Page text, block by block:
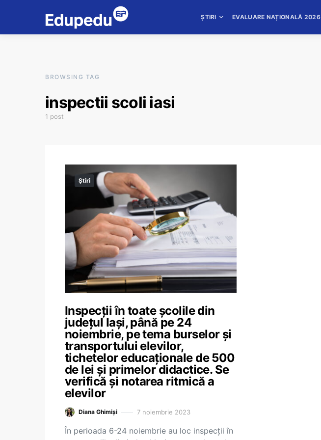
ȘTIRI EVALUARE NAȚIONALĂ 2026
BROWSING TAG
inspectii scoli iasi
1 post
Știri
Inspecții în toate școlile din
județul Iași, până pe 24
noiembrie, pe tema burselor și
transportului elevilor,
tichetelor educaționale de 500
de lei și primelor didactice. Se
verifică și notarea ritmică a
elevilor
Diana Ghimiși 7 noiembrie 2023
În perioada 6-24 noiembrie au loc inspecții în